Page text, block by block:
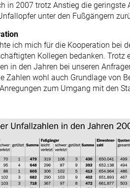
in 2007 trotz Anstieg die geringste
unter den Fußgängern
ich mich für die Kooperation bei
Kollegen bedanken.
in den Jahren bei unseren
Zahlen wohl auch Grundlage von
zum Umgang mit den